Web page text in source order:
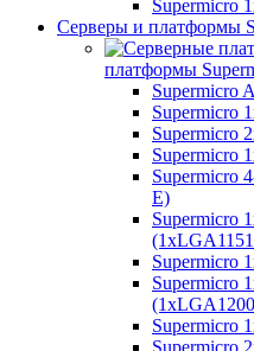
Supermicro
Серверы и платформы
платформы
Supermicro
Supermicro
Supermicro
Supermicro
Supermicro
E)
Supermicro
Supermicro
Supermicro
Supermicro
Supermicro